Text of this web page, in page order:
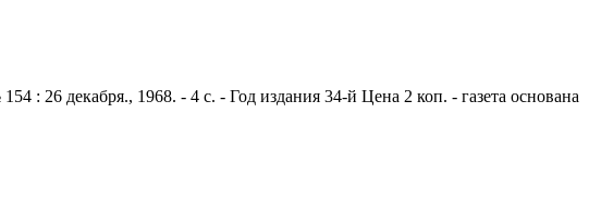
: 26 декабря., 1968. - 4 с. - Год издания 34-й Цена 2 коп. - газета основана